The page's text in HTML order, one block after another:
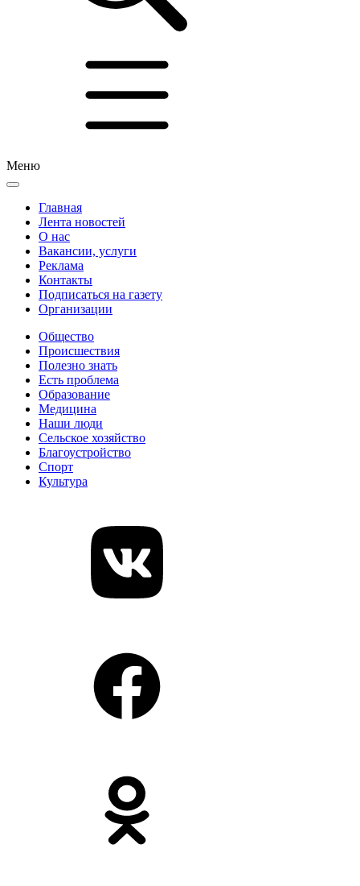
Меню
Главная
Лента новостей
О нас
Вакансии, услуги
Реклама
Контакты
Подписаться на газету
Организации
Общество
Происшествия
Полезно знать
Есть проблема
Образование
Медицина
Наши люди
Сельское хозяйство
Благоустройство
Спорт
Культура